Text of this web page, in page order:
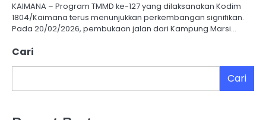
KAIMANA – Program TMMD ke-127 yang dilaksanakan Kodim
1804/Kaimana terus menunjukkan perkembangan signifikan.
Pada 20/02/2026, pembukaan jalan dari Kampung Marsi…
Cari
Cari